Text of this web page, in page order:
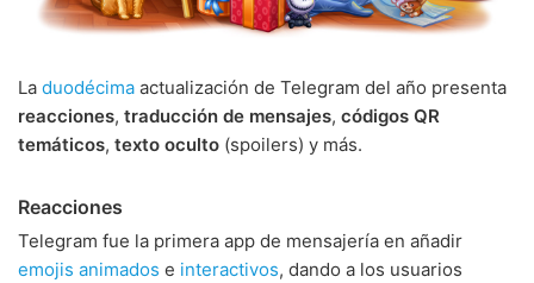
La duodécima actualización de Telegram del año presenta
reacciones, traducción de mensajes, códigos QR
temáticos, texto oculto (spoilers) y más.
Reacciones
Telegram fue la primera app de mensajería en añadir
emojis animados e interactivos, dando a los usuarios